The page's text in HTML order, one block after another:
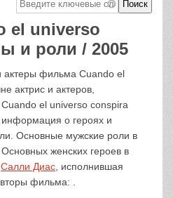
el universo
и роли / 2005
актеры фильма Cuando el
актрис и актеров,
el universo conspira
информация о героях и
Основные мужские роли в
женских героев в
Салли Диас , исполнившая
фильма: .